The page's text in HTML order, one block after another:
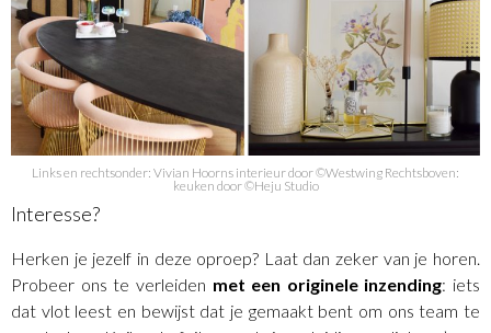
Links en rechtsonder: Vivian Hoorns interieur door ©Westwing Rechtsboven:
keuken door ©Heju Studio
Interesse?
Herken je jezelf in deze oproep? Laat dan zeker van je horen.
Probeer ons te verleiden met een originele inzending: iets
dat vlot leest en bewijst dat je gemaakt bent om ons team te